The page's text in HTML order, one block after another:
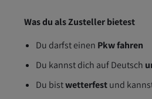
Was du als Zusteller bietest
Du darfst einen Pkw fahren
Du kannst dich auf Deutsch
Du bistwetterfestund